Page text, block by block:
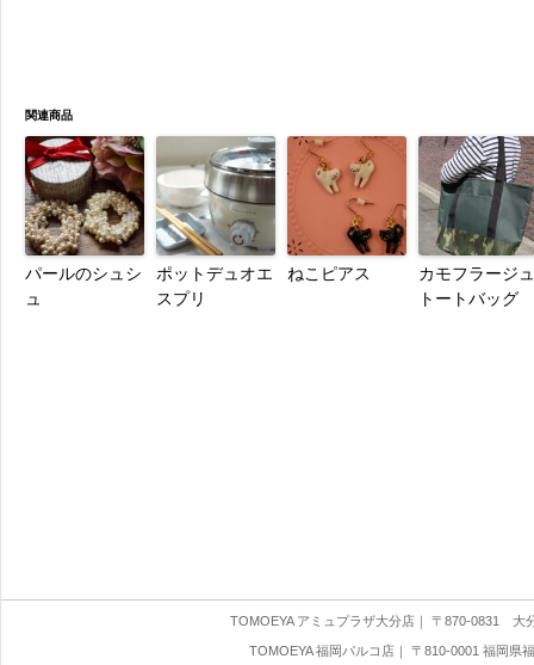
関連商品
パールのシュシ
ュ
ポットデュオエ
スプリ
ねこピアス
カモフラージュ
トートバッグ
TOMOEYA アミュプラザ大分店 ｜ 〒870-0831 大
TOMOEYA 福岡パルコ店｜ 〒810-0001 福岡県